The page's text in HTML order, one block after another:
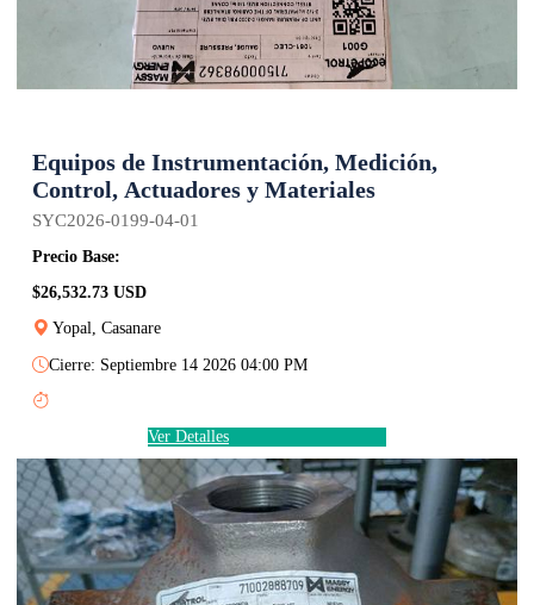
Equipos de Instrumentación, Medición,
Control, Actuadores y Materiales
SYC2026-0199-04-01
Precio Base:
$26,532.73 USD
Yopal, Casanare
Cierre: Septiembre 14 2026 04:00 PM
Ver Detalles